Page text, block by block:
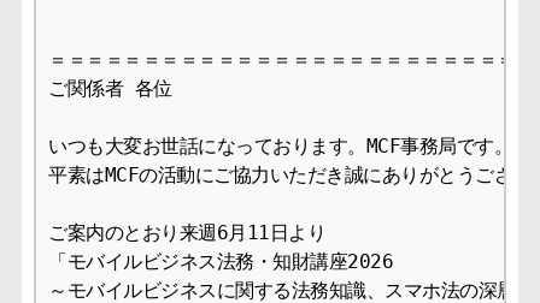
＝＝＝＝＝＝＝＝＝＝＝＝＝＝＝＝＝＝＝＝＝＝＝＝＝
ご関係者 各位
いつも大変お世話になっております。MCF事務局です。
平素はMCFの活動にご協力いただき誠にありがとうござい
ご案内のとおり来週6月11日より
「モバイルビジネス法務・知財講座2026
～モバイルビジネスに関する法務知識、スマホ法の深層